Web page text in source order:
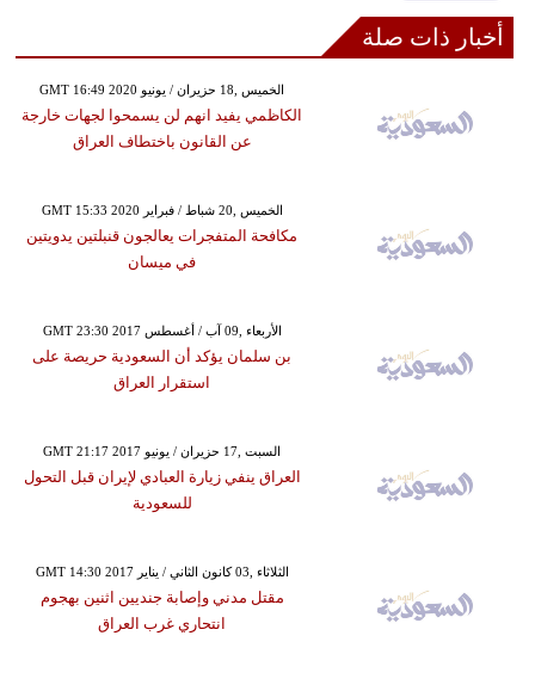
أخبار ذات صلة
GMT 16:49 2020 الخميس ,18 حزيران / يونيو
الكاظمي يفيد انهم لن يسمحوا لجهات خارجة
عن القانون باختطاف العراق
GMT 15:33 2020 الخميس ,20 شباط / فبراير
مكافحة المتفجرات يعالجون قنبلتين يدويتين
في ميسان
GMT 23:30 2017 الأربعاء ,09 آب / أغسطس
بن سلمان يؤكد أن السعودية حريصة على
استقرار العراق
GMT 21:17 2017 السبت ,17 حزيران / يونيو
العراق ينفي زيارة العبادي لإيران قبل التحول
للسعودية
GMT 14:30 2017 الثلاثاء ,03 كانون الثاني / يناير
مقتل مدني وإصابة جنديين اثنين بهجوم
انتحاري غرب العراق